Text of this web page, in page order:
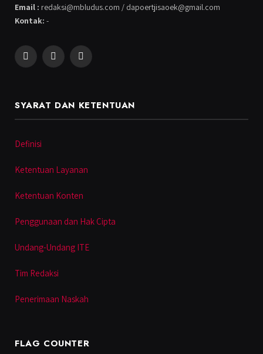
Email : redaksi@mbludus.com / dapoertjisaoek@gmail.com
Kontak: -
FacebookInstagramYouTube
SYARAT DAN KETENTUAN
Definisi
Ketentuan Layanan
Ketentuan Konten
Penggunaan dan Hak Cipta
Undang-Undang ITE
Tim Redaksi
Penerimaan Naskah
FLAG COUNTER